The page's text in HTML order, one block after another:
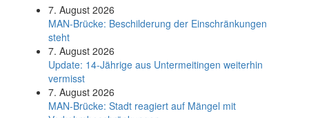
7. August 2026
MAN-Brücke: Beschilderung der Einschränkungen
steht
7. August 2026
Update: 14-Jährige aus Untermeitingen weiterhin
vermisst
7. August 2026
MAN-Brücke: Stadt reagiert auf Mängel mit